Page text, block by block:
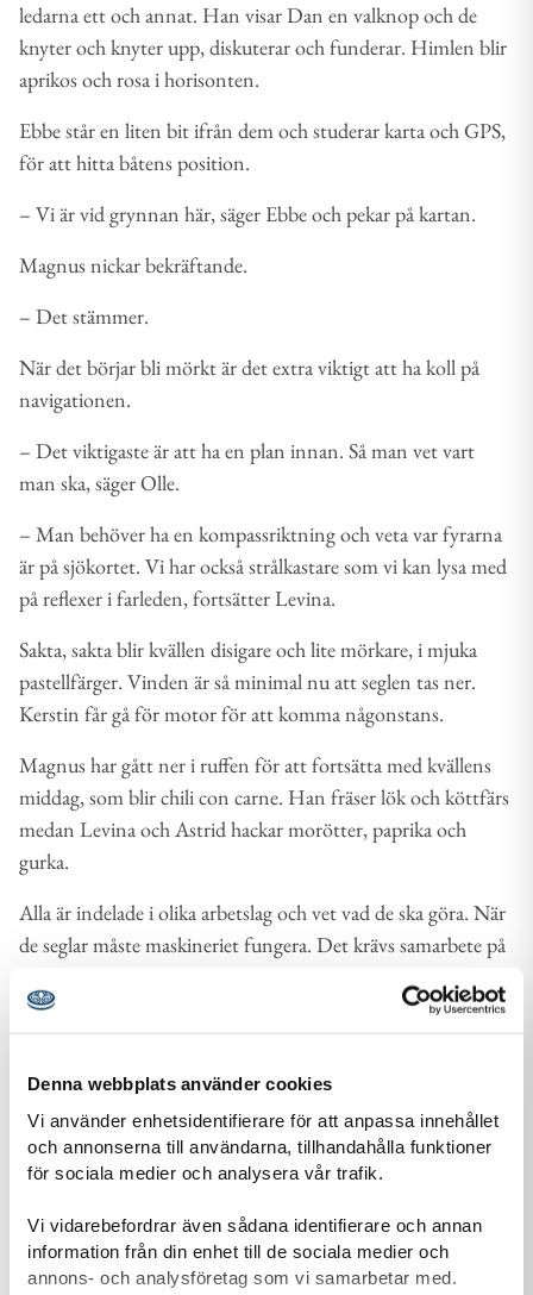
Denna webbplats använder cookies
Vi använder enhetsidentifierare för att anpassa innehållet
och annonserna till användarna, tillhandahålla funktioner
för sociala medier och analysera vår trafik.
Vi vidarebefordrar även sådana identifierare och annan
information från din enhet till de sociala medier och
annons- och analysföretag som vi samarbetar med.
ledarna ett och annat. Han visar Dan en valknop och de
knyter och knyter upp, diskuterar och funderar. Himlen blir
aprikos och rosa i horisonten.
Ebbe står en liten bit ifrån dem och studerar karta och GPS,
för att hitta båtens position.
– Vi är vid grynnan här, säger Ebbe och pekar på kartan.
Magnus nickar bekräftande.
– Det stämmer.
När det börjar bli mörkt är det extra viktigt att ha koll på
navigationen.
– Det viktigaste är att ha en plan innan. Så man vet vart
man ska, säger Olle.
– Man behöver ha en kompassriktning och veta var fyrarna
är på sjökortet. Vi har också strålkastare som vi kan lysa med
på reflexer i farleden, fortsätter Levina.
Sakta, sakta blir kvällen disigare och lite mörkare, i mjuka
pastellfärger. Vinden är så minimal nu att seglen tas ner.
Kerstin får gå för motor för att komma någonstans.
Magnus har gått ner i ruffen för att fortsätta med kvällens
middag, som blir chili con carne. Han fräser lök och köttfärs
medan Levina och Astrid hackar morötter, paprika och
gurka.
Alla är indelade i olika arbetslag och vet vad de ska göra. När
de seglar måste maskineriet fungera. Det krävs samarbete på
Utan mat i magen klarar man inte av att segla.
de oss vägen. Alla fyrar blinkar i olika hastigheter, som är
utskrivna på sjökortet. Det gör att man kan förstå vilken fyr
man tittar på och var man befinner sig.
sjökortet.